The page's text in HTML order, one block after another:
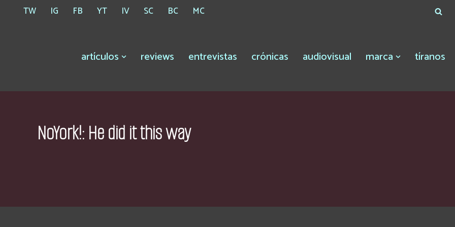
TW IG FB YT IV SC BC MC
artículos reviews entrevistas crónicas audiovisual marca tíranos
NoYork!: He did it this way